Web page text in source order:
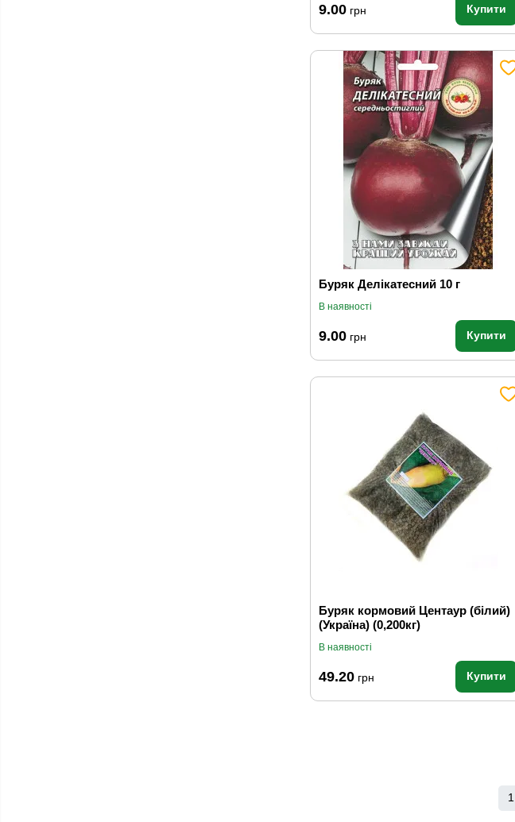
9.00грн Купити
Буряк Делікатесний 10 г
В наявності
9.00грн Купити
Буряк кормовий Центаур (білий)
(Україна) (0,200кг)
В наявності
49.20грн Купити
1